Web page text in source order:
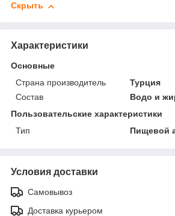
Скрыть
Характеристики
Основные
Страна производитель
Турция
Состав
Водо и
Пользовательские характеристики
Тип
Пищевой
Условия доставки
Самовывоз
Доставка курьером